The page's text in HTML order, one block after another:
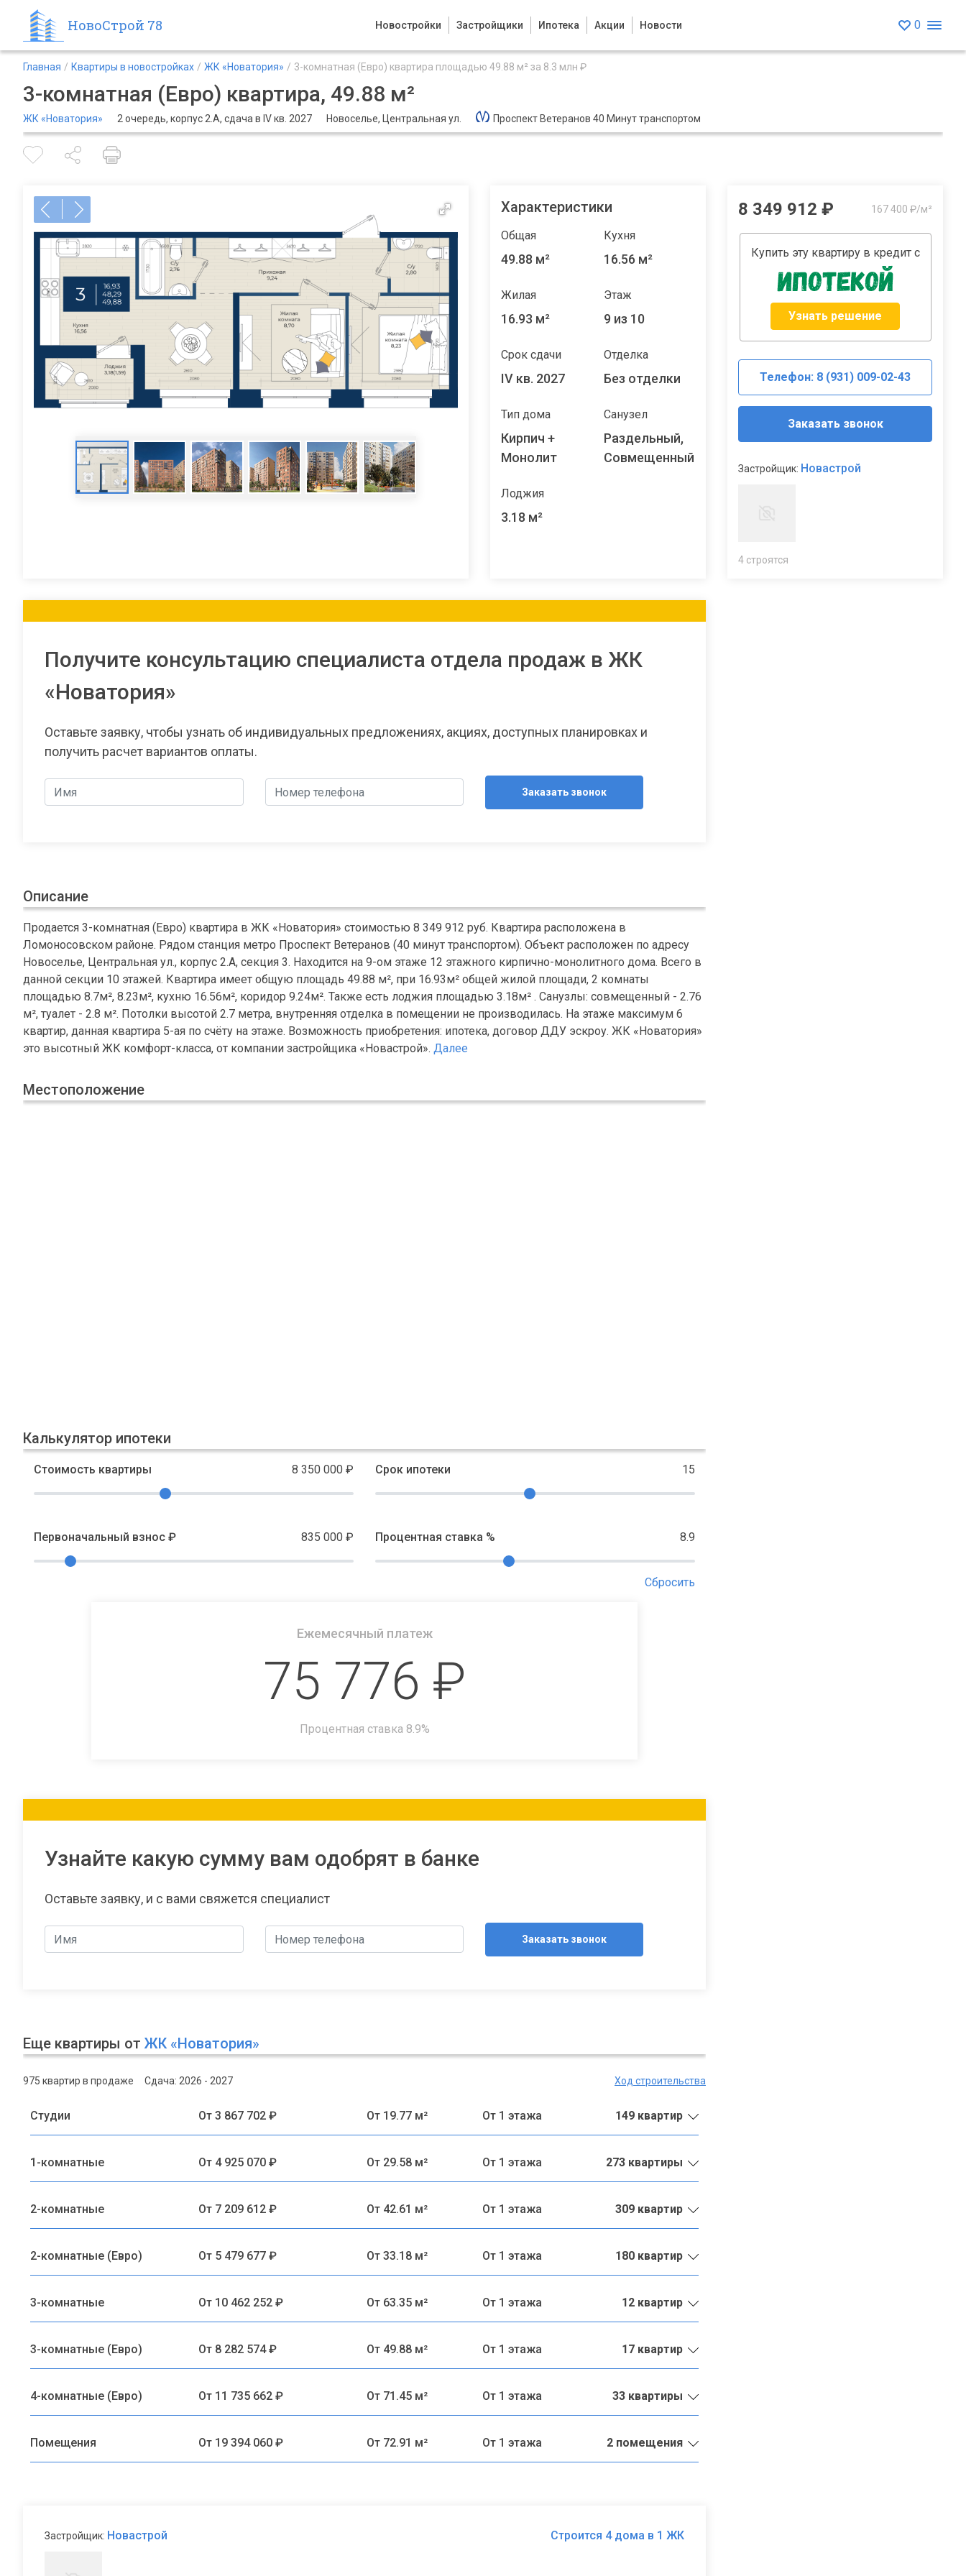
НовоСтрой 78 Новостройки Застройщики Ипотека Акции Новости 0
Главная Квартиры в новостройках ЖК «Новатория» 3-комнатная (Евро) квартира площадью 49.88 м² за 8.3 млн ₽
3-комнатная (Евро) квартира, 49.88 м²
ЖК «Новатория» 2 очередь, корпус 2.А, сдача в IV кв. 2027 Новоселье, Центральная ул. Проспект Ветеранов 40 Минут транспортом
Характеристики
Общая
49.88 м²
Кухня
16.56 м²
Жилая
16.93 м²
Этаж
9 из 10
Срок сдачи
IV кв. 2027
Отделка
Без отделки
Тип дома
Кирпич +
Монолит
Санузел
Раздельный,
Совмещенный
Лоджия
3.18 м²
8 349 912 ₽ 167 400 ₽/м²
Купить эту квартиру в кредит с
Узнать решение
Телефон: 8 (931) 009-02-43
Заказать звонок
Застройщик: Новастрой
4 строятся
Получите консультацию специалиста отдела продаж в ЖК
«Новатория»
Оставьте заявку, чтобы узнать об индивидуальных предложениях, акциях, доступных планировках и
получить расчет вариантов оплаты.
Заказать звонок
Описание
Продается 3-комнатная (Евро) квартира в ЖК «Новатория» стоимостью 8 349 912 руб. Квартира расположена в
Ломоносовском районе. Рядом станция метро Проспект Ветеранов (40 минут транспортом). Объект расположен по адресу
Новоселье, Центральная ул., корпус 2.А, секция 3. Находится на 9-ом этаже 12 этажного кирпично-монолитного дома. Всего в
данной секции 10 этажей. Квартира имеет общую площадь 49.88 м², при 16.93м² общей жилой площади, 2 комнаты
площадью 8.7м², 8.23м², кухню 16.56м², коридор 9.24м². Также есть лоджия площадью 3.18м² . Санузлы: совмещенный - 2.76
м², туалет - 2.8 м². Потолки высотой 2.7 метра, внутренняя отделка в помещении не производилась. На этаже максимум 6
квартир, данная квартира 5-ая по счёту на этаже. Возможность приобретения: ипотека, договор ДДУ эскроу. ЖК «Новатория»
это высотный ЖК комфорт-класса, от компании застройщика «Новастрой». Далее
Местоположение
Калькулятор ипотеки
Стоимость квартиры 8 350 000 ₽ Срок ипотеки 15
Первоначальный взнос ₽ 835 000 ₽ Процентная ставка % 8.9
Сбросить
Ежемесячный платеж
75 776 ₽
Процентная ставка 8.9%
Узнайте какую сумму вам одобрят в банке
Оставьте заявку, и с вами свяжется специалист
Заказать звонок
Еще квартиры от ЖК «Новатория»
975 квартир в продаже Сдача: 2026 - 2027 Ход строительства
Студии От 3 867 702 ₽ От 19.77 м² От 1 этажа 149 квартир
1-комнатные От 4 925 070 ₽ От 29.58 м² От 1 этажа 273 квартиры
2-комнатные От 7 209 612 ₽ От 42.61 м² От 1 этажа 309 квартир
2-комнатные (Евро) От 5 479 677 ₽ От 33.18 м² От 1 этажа 180 квартир
3-комнатные От 10 462 252 ₽ От 63.35 м² От 1 этажа 12 квартир
3-комнатные (Евро) От 8 282 574 ₽ От 49.88 м² От 1 этажа 17 квартир
4-комнатные (Евро) От 11 735 662 ₽ От 71.45 м² От 1 этажа 33 квартиры
Помещения От 19 394 060 ₽ От 72.91 м² От 1 этажа 2 помещения
Застройщик: Новастрой Строится 4 дома в 1 ЖК